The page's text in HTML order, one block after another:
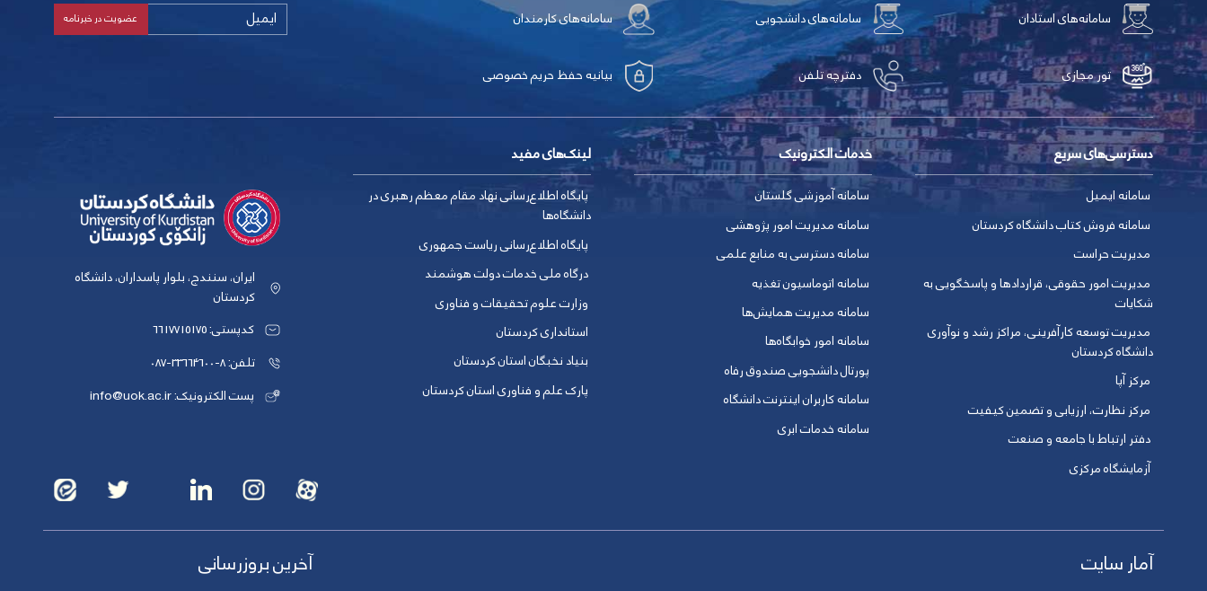
سامانه‌های استادان سامانه‌های دانشجویی سامانه‌های کارمندان
تور مجازی دفترچه تلفن بیانیه حفظ حریم خصوصی
دسترسی‌های سریع
سامانه ایمیل
سامانه فروش کتاب دانشگاه کردستان
مدیریت حراست
مدیریت امور حقوقی، قراردادها و پاسخگویی به
شکایات
مدیریت توسعه کارآفرینی، مراکز رشد و نوآوری
دانشگاه کردستان
مرکز آپا
مرکز نظارت، ارزیابی و تضمین کیفیت
دفتر ارتباط با جامعه و صنعت
آزمایشگاه مرکزی
خدمات الکترونیک
سامانه آموزشی گلستان
سامانه مدیریت امور پژوهشی
سامانه دسترسی به منابع علمی
سامانه اتوماسیون تغذیه
سامانه مدیریت همایش‌ها
سامانه امور خوابگاه‌ها
پورتال دانشجویی صندوق رفاه
سامانه کاربران اینترنت دانشگاه
سامانه خدمات ابری
لینک‌های مفید
پایگاه اطلاع‌رسانی نهاد مقام معظم رهبری در
دانشگاه‌ها
پایگاه اطلاع‌رسانی ریاست جمهوری
درگاه ملی خدمات دولت هوشمند
وزارت علوم تحقیقات و فناوری
استانداری کردستان
بنیاد نخبگان استان کردستان
پارک علم و فناوری استان کردستان
ایران، سنندج، بلوار پاسداران، دانشگاه
کردستان
کدپستی: 6617715175
تلفن: 8-33664600-087
پست الکترونیک: info@uok.ac.ir
آمار سایت آخرین بروزرسانی